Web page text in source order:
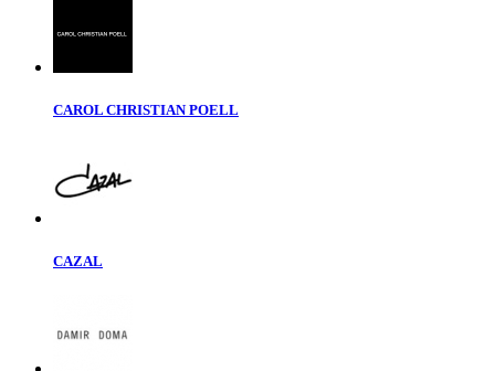
CAROL CHRISTIAN POELL
CAZAL